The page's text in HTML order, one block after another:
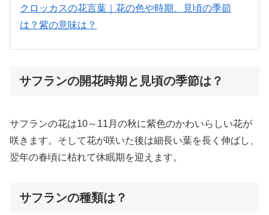
クロッカスの花言葉｜花の色や時期、見頃の季節
は？紫の意味は？
サフランの開花時期と見頃の季節は？
サフランの花は10～11月の秋に紫色のかわいらしい花が
咲きます。そして花が咲いた後は細長い葉を長く伸ばし、
翌年の春頃に枯れて休眠期を迎えます。
サフランの種類は？